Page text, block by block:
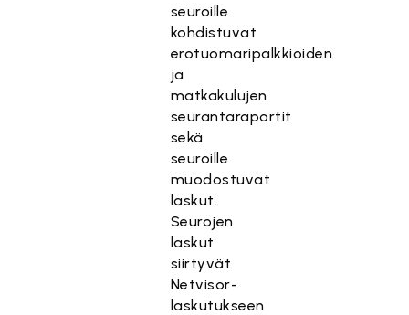
seuroille
kohdistuvat
erotuomaripalkkioiden
ja
matkakulujen
seurantaraportit
sekä
seuroille
muodostuvat
laskut.
Seurojen
laskut
siirtyvät
Netvisor-
laskutukseen